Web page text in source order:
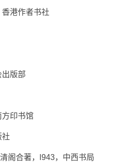
香港作者书社
出版部
方印书馆
社
阁合著，l943，中西书局